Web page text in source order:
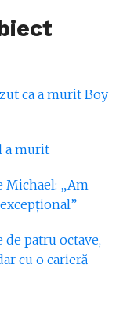
ca a murit Boy
a murit
Michael: „Am
patru octave,
cu o carieră